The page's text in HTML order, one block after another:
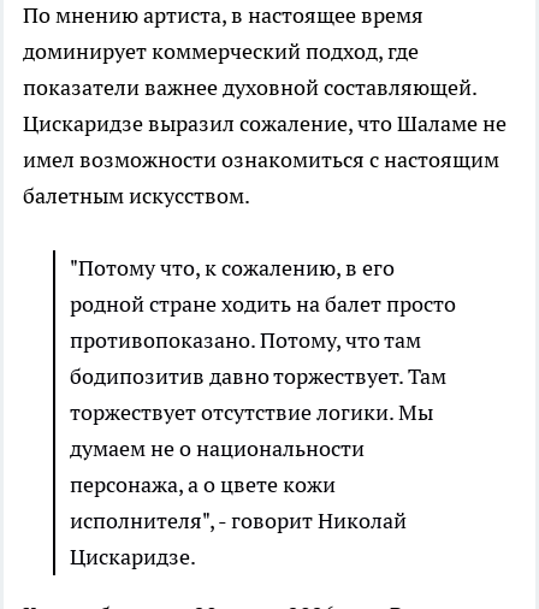
По мнению артиста, в настоящее время
доминирует коммерческий подход, где
показатели важнее духовной составляющей.
Цискаридзе выразил сожаление, что Шаламе не
имел возможности ознакомиться с настоящим
балетным искусством.
"Потому что, к сожалению, в его
родной стране ходить на балет просто
противопоказано. Потому, что там
бодипозитив давно торжествует. Там
торжествует отсутствие логики. Мы
думаем не о национальности
персонажа, а о цвете кожи
исполнителя", - говорит Николай
Цискаридзе.